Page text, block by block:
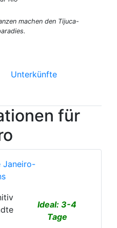
machen den Tijuca-
Unterkünfte
für
Janeiro-
Ideal: 3-4
Tage